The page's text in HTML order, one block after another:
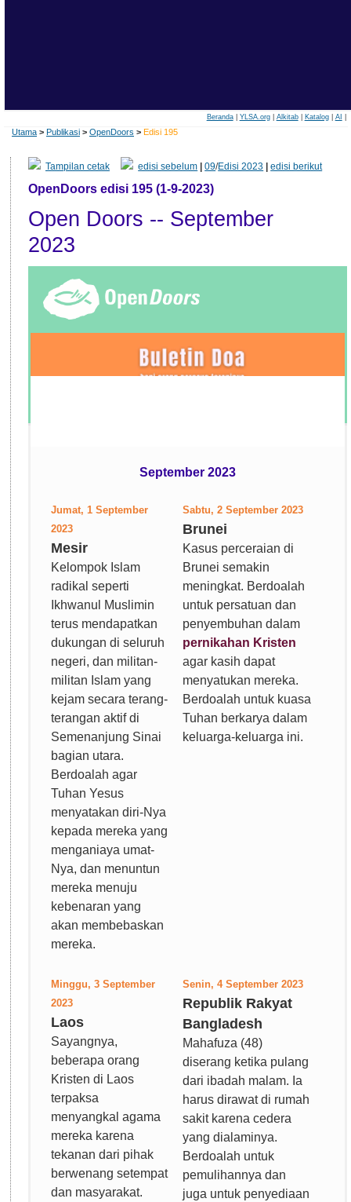
Beranda| YLSA.org| Alkitab| Katalog| AI
Utama > Publikasi > OpenDoors > Edisi 195
Tampilan cetak edisi sebelum |09/Edisi 2023 |edisi berikut
OpenDoors edisi 195 (1-9-2023)
Open Doors -- September
2023
September 2023
Jumat, 1 September
2023
Mesir
Kelompok Islam
radikal seperti
Ikhwanul Muslimin
terus mendapatkan
dukungan di seluruh
negeri, dan militan-
militan Islam yang
kejam secara terang-
terangan aktif di
Semenanjung Sinai
bagian utara.
Berdoalah agar
Tuhan Yesus
menyatakan diri-Nya
kepada mereka yang
menganiaya umat-
Nya, dan menuntun
mereka menuju
kebenaran yang
akan membebaskan
mereka.
Sabtu, 2 September 2023
Brunei
Kasus perceraian di
Brunei semakin
meningkat. Berdoalah
untuk persatuan dan
penyembuhan dalam
pernikahan Kristen
agar kasih dapat
menyatukan mereka.
Berdoalah untuk kuasa
Tuhan berkarya dalam
keluarga-keluarga ini.
Minggu, 3 September
2023
Laos
Sayangnya,
beberapa orang
Kristen di Laos
terpaksa
menyangkal agama
mereka karena
tekanan dari pihak
berwenang setempat
dan masyarakat.
Senin, 4 September 2023
Republik Rakyat
Bangladesh
Mahafuza (48)
diserang ketika pulang
dari ibadah malam. Ia
harus dirawat di rumah
sakit karena cedera
yang dialaminya.
Berdoalah untuk
pemulihannya dan
juga untuk penyediaan